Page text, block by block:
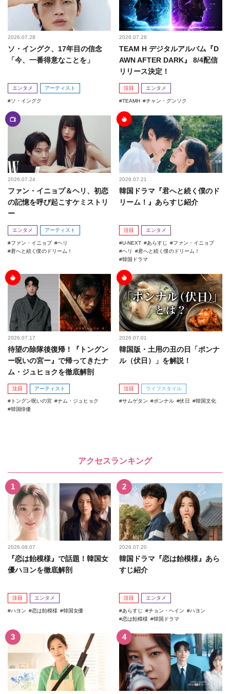
2026.07.28
ソ・イングク、17年目の信念
「今、一番得意なことを」
エンタメ アーティスト
ソ・イングク
2026.07.28
TEAM H デジタルアルバム『D
AWN AFTER DARK』 8/4配信
リリース決定！
注目 エンタメ
TEAMH チャン・グンソク
2026.07.24
ファン・イニョプ＆ヘリ、初恋
の記憶を呼び起こすケミストリ
ー
エンタメ アーティスト
ファン・イニョプ
ヘリ
君へと続く僕のドリーム！
2026.07.21
韓国ドラマ『君へと続く僕のド
リーム！』あらすじ紹介
注目 エンタメ
U-NEXT あらすじ
ファン・イニョプ
ヘリ
君へと続く僕のドリーム！
韓国ドラマ
2026.07.17
待望の除隊後復帰！『トングン
ー呪いの宮ー』で帰ってきたナ
ム・ジュヒョクを徹底解剖
注目 アーティスト
トングン呪いの宮
ナム・ジュヒョク
韓国俳優
2026.07.01
韓国版・土用の丑の日「ポンナ
ル（伏日）」を解説！
注目 ライフスタイル
サムゲタン ポンナル 伏日 韓国文化
アクセスランキング
2026.08.07
『恋は飴模様』で話題！韓国女
優ハヨンを徹底解剖
注目 エンタメ
ハヨン 恋は飴模様 韓国女優
2026.07.20
韓国ドラマ『恋は飴模様』あら
すじ紹介
注目 エンタメ
あらすじ チョン・ヘイン
ハヨン
恋は飴模様
韓国ドラマ